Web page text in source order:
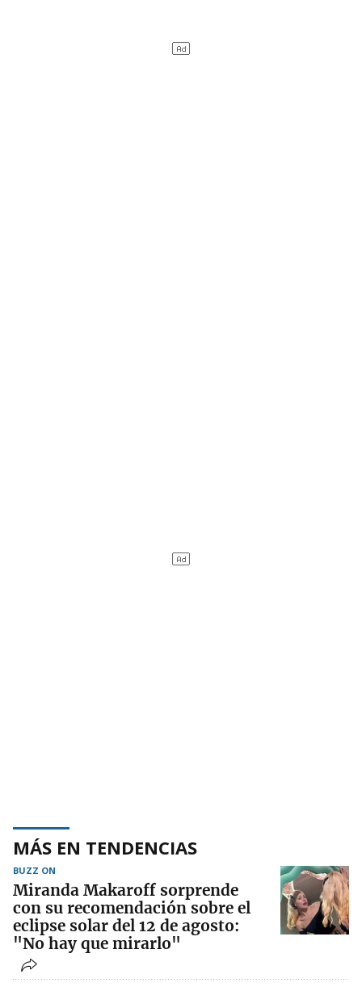
MÁS EN TENDENCIAS
BUZZ ON
Miranda Makaroff sorprende
con su recomendación sobre el
eclipse solar del 12 de agosto:
"No hay que mirarlo"